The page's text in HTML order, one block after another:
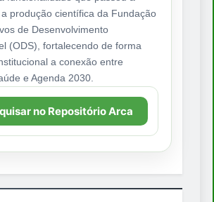
produção científica da Fundação
de Desenvolvimento
(ODS), fortalecendo de forma
a conexão entre
e Agenda 2030.
no Repositório Arca